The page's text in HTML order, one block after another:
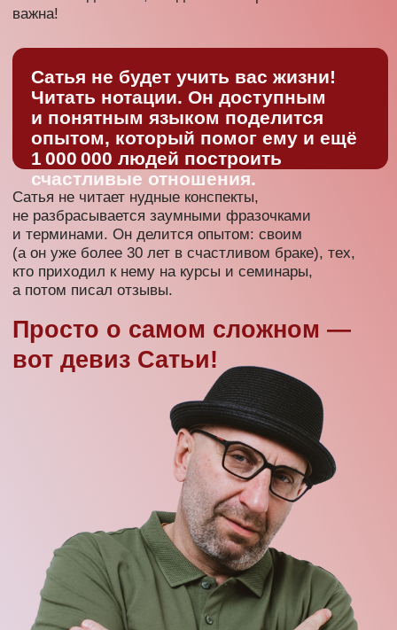
Почему
всё так
сложно?
Казалось бы, очень простые вещи: семья,
отношения. Мы ведь всю жизнь в этом варимся,
видим разный опыт, читаем умные книжки.
И считаем себя образованными людьми!
Почему же, когда дело доходит до нас, вся мудрость
куда-то улетучивается?
Приходите на семинар — и вы точно будете
знать ответы на вопросы:
Чего хочет женщина и как с ней построить
крепкие и счастливые отношения?
Как найти того самого достойного мужчину,
не размениваясь и не обжигаясь на всяких …
Можно ли полюбить себя, если всю жизнь
тебе рассказывали о твоей никчемности?
Как спасти жизнь от токсичных личностей,
которые табунами бегают в вашем окружении?
Как отключить режим «Я САМА!»
Почему же мужчина не желает делать
что-то для вашего счастья?
Приходите — слушаете
лекцию — получаете
пошаговую инструкцию —